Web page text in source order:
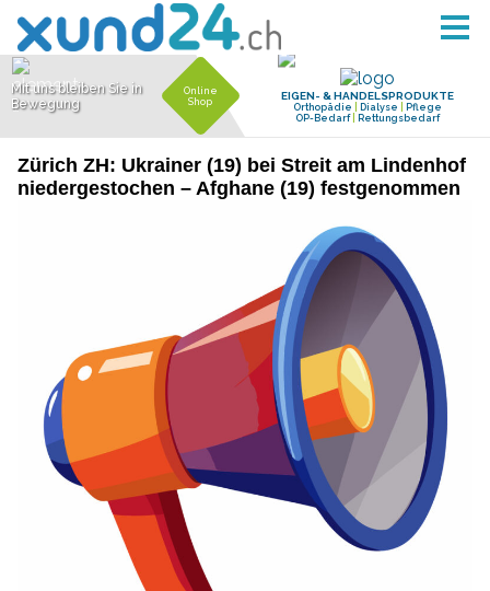
Zürich ZH: Ukrainer (19) bei Streit am Lindenhof
niedergestochen – Afghane (19) festgenommen